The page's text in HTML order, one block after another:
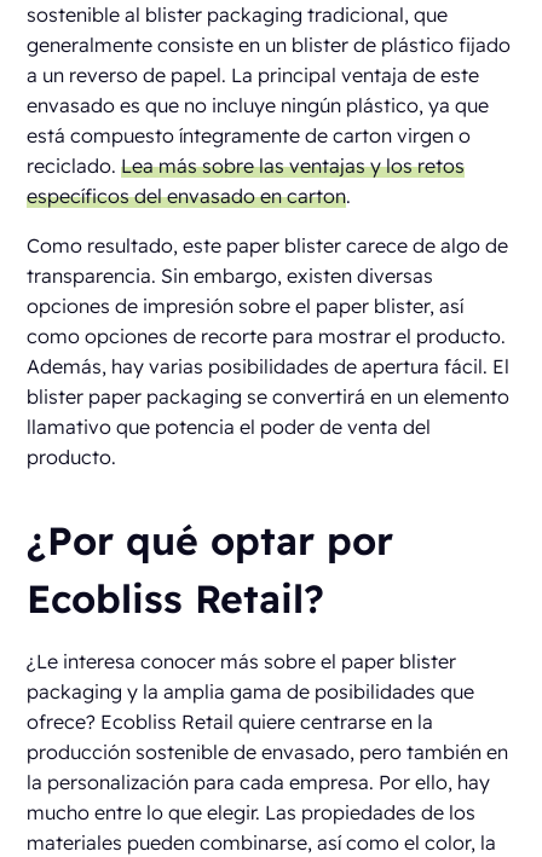
sostenible al blister packaging tradicional, que
generalmente consiste en un blister de plástico fijado
a un reverso de papel. La principal ventaja de este
envasado es que no incluye ningún plástico, ya que
está compuesto íntegramente de carton virgen o
reciclado.Lea más sobre las ventajas y los retos
específicos del envasado en carton.
Como resultado, este paper blister carece de algo de
transparencia. Sin embargo, existen diversas
opciones de impresión sobre el paper blister, así
como opciones de recorte para mostrar el producto.
Además, hay varias posibilidades de apertura fácil. El
blister paper packaging se convertirá en un elemento
llamativo que potencia el poder de venta del
producto.
¿Por qué optar por
Ecobliss Retail?
¿Le interesa conocer más sobre el paper blister
packaging y la amplia gama de posibilidades que
ofrece? Ecobliss Retail quiere centrarse en la
producción sostenible de envasado, pero también en
la personalización para cada empresa. Por ello, hay
mucho entre lo que elegir. Las propiedades de los
materiales pueden combinarse, así como el color, la